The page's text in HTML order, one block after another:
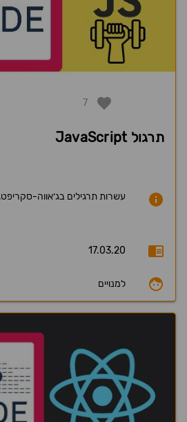
7
תרגול JavaScript
עשרות תרגילים בג׳אווה-
17.03.20
למנויים